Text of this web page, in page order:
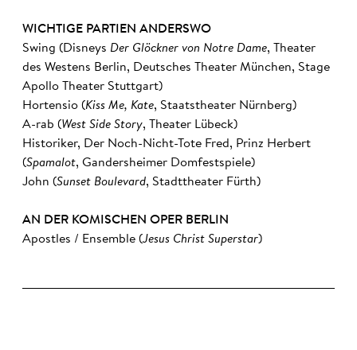
WICHTIGE PARTIEN ANDERSWO
Swing (Disneys Der Glöckner von Notre Dame, Theater
des Westens Berlin, Deutsches Theater München, Stage
Apollo Theater Stuttgart)
Hortensio (Kiss Me, Kate, Staatstheater Nürnberg)
A-rab (West Side Story, Theater Lübeck)
Historiker, Der Noch-Nicht-Tote Fred, Prinz Herbert
(Spamalot, Gandersheimer Domfestspiele)
John (Sunset Boulevard, Stadttheater Fürth)
AN DER KOMISCHEN OPER BERLIN
Apostles / Ensemble (Jesus Christ Superstar)